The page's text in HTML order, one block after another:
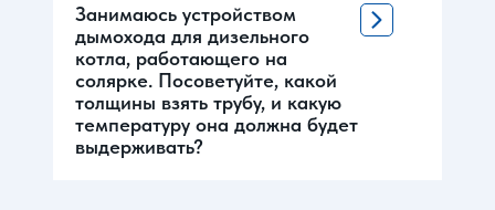
Занимаюсь устройством
дымохода для дизельного
котла, работающего на
солярке. Посоветуйте, какой
толщины взять трубу, и какую
температуру она должна будет
выдерживать?